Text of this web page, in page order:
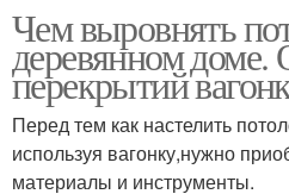
Деревянная рейка
Подвесной потолок
Чем выровнять
деревянном доме.
перекрытий
Перед тем как настелить
используя вагонку,нужно
материалы и инструменты.